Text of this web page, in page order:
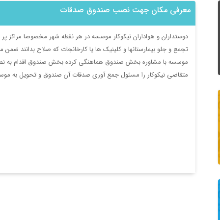
معرفی مکان جهت نصب صندوق صدقات
دوستداران و هواداران نیکوکار موسسه در هر نقطه شهر مخصوصا مراکز
تجمع و جلو بیمارستانها و کلینیک ها یا کارخانجات که صلاح بدانند
موسسه با مشاوره بخش صندوق هماهنگی کرده بخش صندوق اقدام به
متقاضی نیکوکار را مسئول جمع آوری صدقات آن صندوق و تحویل به